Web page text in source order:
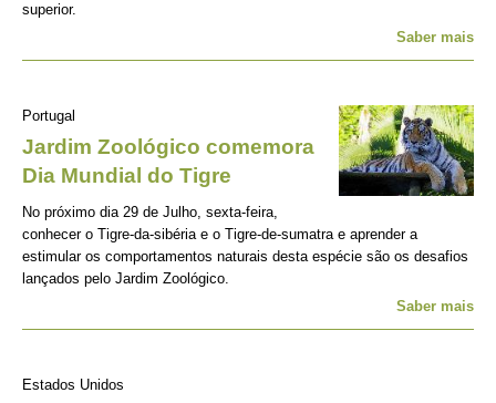
superior.
Saber mais
Portugal
Jardim Zoológico comemora
Dia Mundial do Tigre
No próximo dia 29 de Julho, sexta-feira,
conhecer o Tigre-da-sibéria e o Tigre-de-sumatra e aprender a
estimular os comportamentos naturais desta espécie são os desafios
lançados pelo Jardim Zoológico.
Saber mais
Estados Unidos